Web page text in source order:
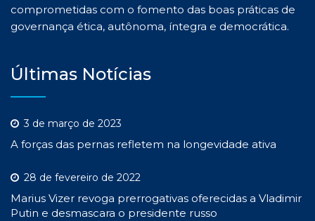
comprometidas com o fomento das boas práticas de
governança ética, autônoma, íntegra e democrática.
Últimas Notícias
3 de março de 2023
A forças das pernas refletem na longevidade ativa
28 de fevereiro de 2022
Marius Vizer revoga prerrogativas oferecidas a Vladimir
Putin e desmascara o presidente russo